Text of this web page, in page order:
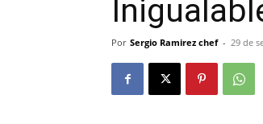
Por Sergio Ramirez chef - 29 de